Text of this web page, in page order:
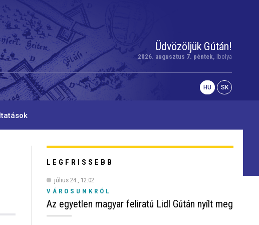
Üdvözöljük Gútán!
2026. augusztus 7. péntek, Ibolya
HU SK
LEGFRISSEBB
július 24., 12:02
VÁROSUNKRÓL
Az egyetlen magyar feliratú Lidl Gútán nyílt meg